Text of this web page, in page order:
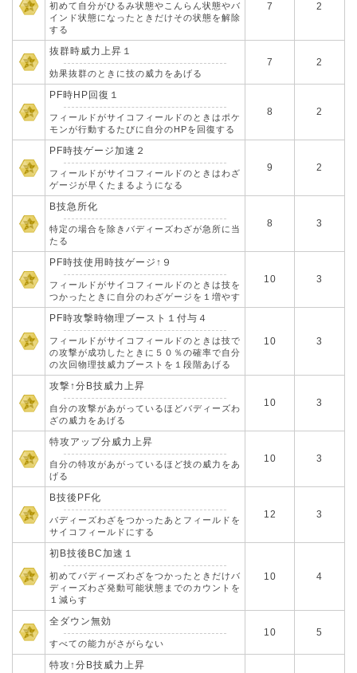
初めて自分がひるみ状態やこんらん状態やバ
インド状態になったときだけその状態を解除
する
7 2
抜群時威力上昇１
効果抜群のときに技の威力をあげる
7 2
PF時HP回復１
フィールドがサイコフィールドのときはポケ
モンが行動するたびに自分のHPを回復する
8 2
PF時技ゲージ加速２
フィールドがサイコフィールドのときはわざ
ゲージが早くたまるようになる
9 2
B技急所化
特定の場合を除きバディーズわざが急所に当
たる
8 3
PF時技使用時技ゲージ↑９
フィールドがサイコフィールドのときは技を
つかったときに自分のわざゲージを１増やす
10 3
PF時攻撃時物理ブースト１付与４
フィールドがサイコフィールドのときは技で
の攻撃が成功したときに５０％の確率で自分
の次回物理技威力ブーストを１段階あげる
10 3
攻撃↑分B技威力上昇
自分の攻撃があがっているほどバディーズわ
ざの威力をあげる
10 3
特攻アップ分威力上昇
自分の特攻があがっているほど技の威力をあ
げる
10 3
B技後PF化
バディーズわざをつかったあとフィールドを
サイコフィールドにする
12 3
初B技後BC加速１
初めてバディーズわざをつかったときだけバ
ディーズわざ発動可能状態までのカウントを
１減らす
10 4
全ダウン無効
すべての能力がさがらない
10 5
特攻↑分B技威力上昇